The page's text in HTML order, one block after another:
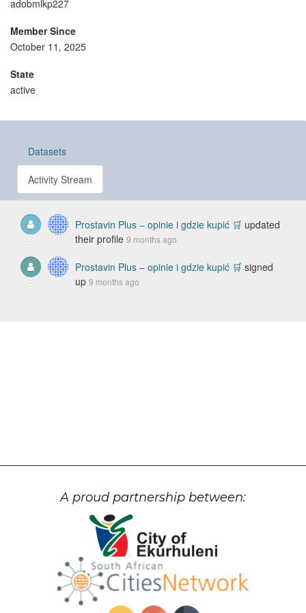
adobmlkp227
Member Since
October 11, 2025
State
active
Datasets
Activity Stream
Prostavin Plus – opinie i gdzie kupić 🛒 updated
their profile 9 months ago
Prostavin Plus – opinie i gdzie kupić 🛒 signed
up 9 months ago
A proud partnership between: